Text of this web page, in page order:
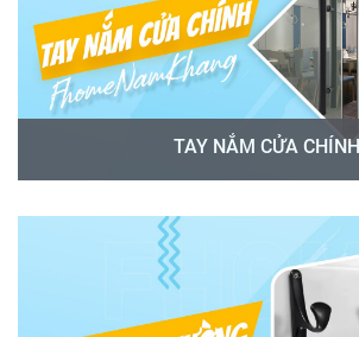
TAY NẮM CỬA CHÍNH